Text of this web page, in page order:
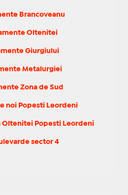
Brancoveanu
Oltenitei
Giurgiului
Metalurgiei
Zona de Sud
noi Popesti Leordeni
Oltenitei Popesti Leordeni
sector 4